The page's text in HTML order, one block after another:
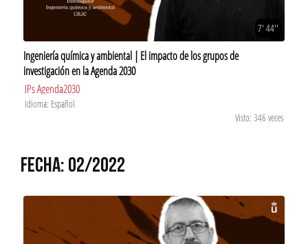
7' 44''
Ingeniería química y ambiental | El impacto de los grupos de
investigación en la Agenda 2030
IPs Agenda2030
Idioma: Español
Visto: 346 veces
FECHA: 02/2022